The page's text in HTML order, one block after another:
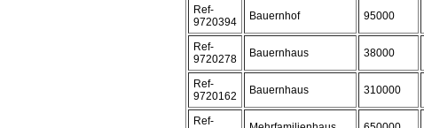
Ref-
9720394
Bauernhof 95000
Ref-
9720278
Bauernhaus 38000
Ref-
9720162
Bauernhaus 310000
Ref-